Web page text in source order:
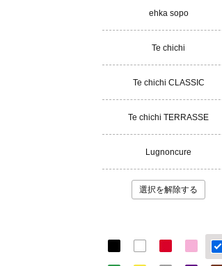
ehka sopo
Te chichi
Te chichi CLASSIC
Te chichi TERRASSE
Lugnoncure
選択を解除する